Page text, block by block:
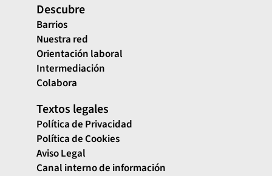
Descubre
Barrios
Nuestra red
Orientación laboral
Intermediación
Colabora
Textos legales
Política de Privacidad
Política de Cookies
Aviso Legal
Canal interno de información